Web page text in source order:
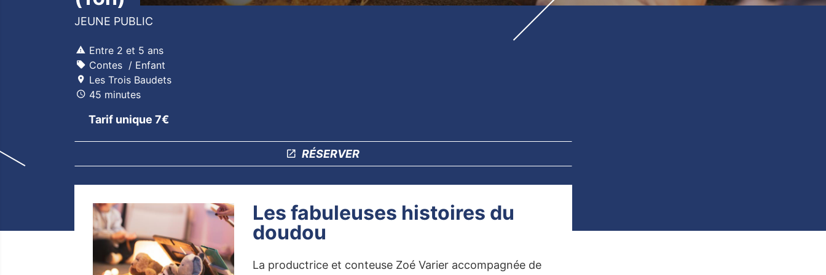
JEUNE PUBLIC
Entre 2 et 5 ans
Contes
Enfant
Les Trois Baudets
45 minutes
Tarif unique 7€
RÉSERVER
Les fabuleuses histoires du
doudou
La productrice et conteuse Zoé Varier accompagnée de